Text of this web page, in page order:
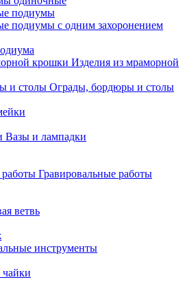
подиумы
подиумы с одним захоронением
Изделия из мраморной
Ограды, бордюры и столы
Вазы и лампадки
Гравировальные работы
ветвь
инструменты